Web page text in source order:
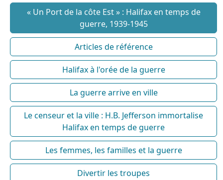
« Un Port de la côte Est » : Halifax en temps de
guerre, 1939-1945
Articles de référence
Halifax à l'orée de la guerre
La guerre arrive en ville
Le censeur et la ville : H.B. Jefferson immortalise
Halifax en temps de guerre
Les femmes, les familles et la guerre
Divertir les troupes